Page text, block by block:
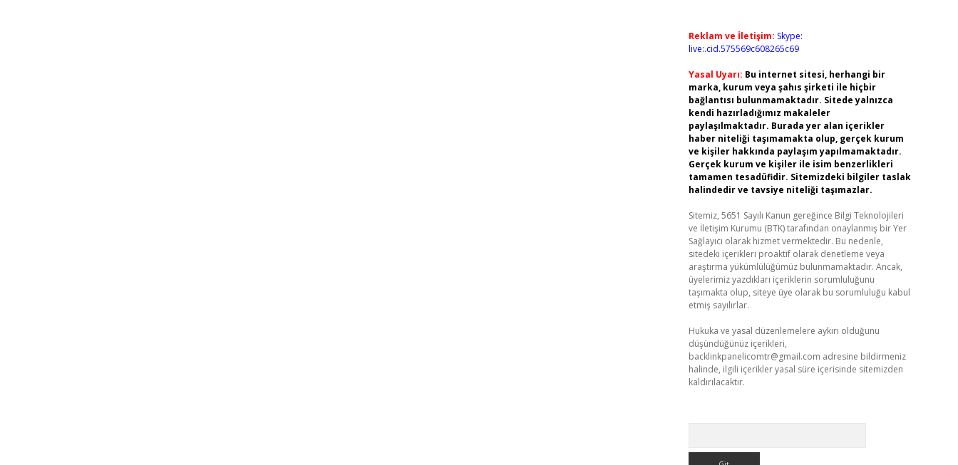
Reklam ve İletişim: Skype:
live:.cid.575569c608265c69
Yasal Uyarı: Bu internet sitesi, herhangi bir
marka, kurum veya şahıs şirketi ile hiçbir
bağlantısı bulunmamaktadır. Sitede yalnızca
kendi hazırladığımız makaleler
paylaşılmaktadır. Burada yer alan içerikler
haber niteliği taşımamakta olup, gerçek kurum
ve kişiler hakkında paylaşım yapılmamaktadır.
Gerçek kurum ve kişiler ile isim benzerlikleri
tamamen tesadüfidir. Sitemizdeki bilgiler taslak
halindedir ve tavsiye niteliği taşımazlar.
Sitemiz, 5651 Sayılı Kanun gereğince Bilgi Teknolojileri
ve İletişim Kurumu (BTK) tarafından onaylanmış bir Yer
Sağlayıcı olarak hizmet vermektedir. Bu nedenle,
sitedeki içerikleri proaktif olarak denetleme veya
araştırma yükümlülüğümüz bulunmamaktadır. Ancak,
üyelerimiz yazdıkları içeriklerin sorumluluğunu
taşımakta olup, siteye üye olarak bu sorumluluğu kabul
etmiş sayılırlar.
Hukuka ve yasal düzenlemelere aykırı olduğunu
düşündüğünüz içerikleri,
backlinkpanelicomtr@gmail.com adresine bildirmeniz
halinde, ilgili içerikler yasal süre içerisinde sitemizden
kaldırılacaktır.